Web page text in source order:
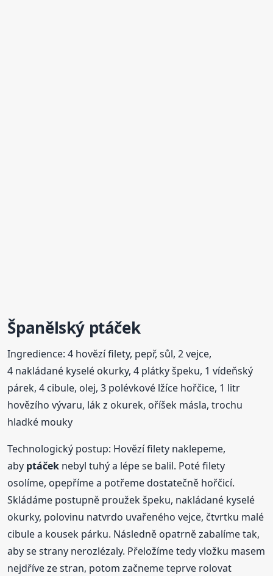
Španělský ptáček
Ingredience: 4 hovězí filety, pepř, sůl, 2 vejce,
4 nakládané kyselé okurky, 4 plátky špeku, 1 vídeňský
párek, 4 cibule, olej, 3 polévkové lžíce hořčice, 1 litr
hovězího vývaru, lák z okurek, oříšek másla, trochu
hladké mouky
Technologický postup: Hovězí filety naklepeme,
aby ptáček nebyl tuhý a lépe se balil. Poté filety
osolíme, opepříme a potřeme dostatečně hořčicí.
Skládáme postupně proužek špeku, nakládané kyselé
okurky, polovinu natvrdo uvařeného vejce, čtvrtku malé
cibule a kousek párku. Následně opatrně zabalíme tak,
aby se strany nerozlézaly. Přeložíme tedy vložku masem
nejdříve ze stran, potom začneme teprve rolovat